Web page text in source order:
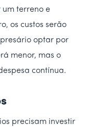
terreno e
os custos serão
optar por
menor, mas o
contínua.
precisam investir